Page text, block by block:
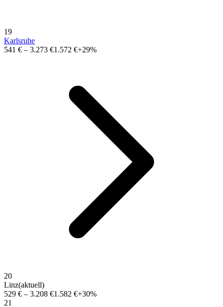
19
Karlsruhe
541 € – 3.273 €1.572 €+29%
20
Linz(aktuell)
529 € – 3.208 €1.582 €+30%
21